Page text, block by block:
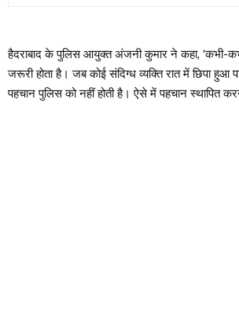
हैदराबाद के पुलिस आयुक्त अंजनी कुमार ने कहा, ‘कभी-
जरूरी होता है। जब कोई संदिग्ध व्यक्ति रात में छिपा हुआ
पहचान पुलिस को नहीं होती है। ऐसे में पहचान स्थापित